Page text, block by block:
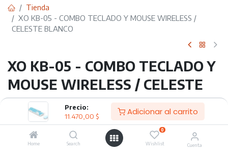
Precio:
11.470,00 $ Adicionar al carrito
Home Search
0
Wishlist Cuenta
Tienda
XO KB-05 - COMBO TECLADO Y MOUSE WIRELESS /
CELESTE BLANCO
XO KB-05 - COMBO TECLADO Y
MOUSE WIRELESS / CELESTE
BLANCO
COMBO TECLADO Y MOUSE WIRELESS
Especificaciones: